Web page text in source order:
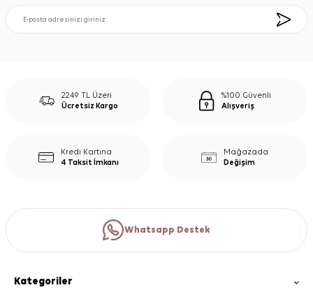
2249 TL Üzeri
Ücretsiz Kargo
%100 Güvenli
Alışveriş
Kredi Kartına
4 Taksit İmkanı
Mağazada
Değişim
Whatsapp Destek
Kategoriler